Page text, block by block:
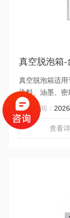
真空脱泡箱-
真空脱泡箱适用
染料、油墨、密
过负压快速排
更新时间：
查看